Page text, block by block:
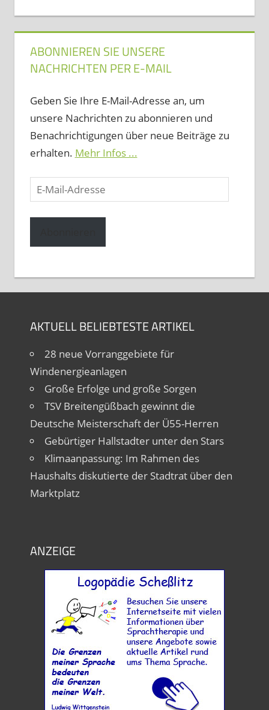
ABONNIEREN SIE UNSERE
NACHRICHTEN PER E-MAIL
Geben Sie Ihre E-Mail-Adresse an, um
unsere Nachrichten zu abonnieren und
Benachrichtigungen über neue Beiträge zu
erhalten. Mehr Infos ...
E-
Mail-
Adresse
AKTUELL BELIEBTESTE ARTIKEL
28 neue Vorranggebiete für
Windenergieanlagen
Große Erfolge und große Sorgen
TSV Breitengüßbach gewinnt die
Deutsche Meisterschaft der Ü55-Herren
Gebürtiger Hallstadter unter den Stars
Klimaanpassung: Im Rahmen des
Haushalts diskutierte der Stadtrat über den
Marktplatz
ANZEIGE